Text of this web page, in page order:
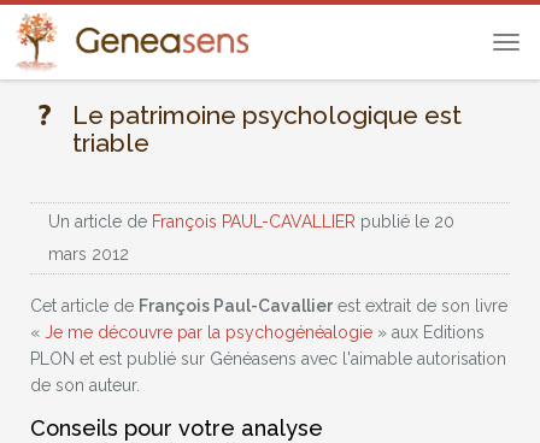
Le patrimoine psychologique est
triable
Un article de François PAUL-CAVALLIER publié le 20
mars 2012
Cet article de François Paul-Cavallier est extrait de son livre
« Je me découvre par la psychogénéalogie » aux Editions
PLON et est publié sur Généasens avec l'aimable autorisation
de son auteur.
Conseils pour votre analyse